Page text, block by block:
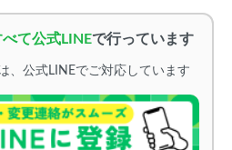
べて公式LINEで行っています
、公式LINEでご対応しています